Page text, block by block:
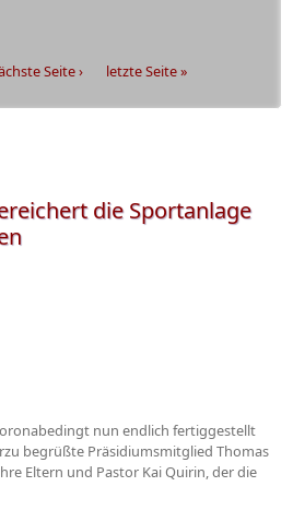
Seite › letzte Seite »
die Sportanlage
nun endlich fertiggestellt
begrüßte Präsidiumsmitglied Thomas
Eltern und Pastor Kai Quirin, der die